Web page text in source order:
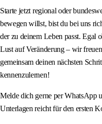
Starte jetzt regional oder
bewegen willst, bist du bei uns
der zu deinem Leben passt. Egal
Lust auf Veränderung – wir
gemeinsam deinen nächsten
kennenzulernen!
Melde dich gerne per WhatsApp
Unterlagen reicht für den ersten